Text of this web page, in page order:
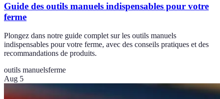
Guide des outils manuels indispensables pour votre
ferme
Plongez dans notre guide complet sur les outils manuels
indispensables pour votre ferme, avec des conseils pratiques et des
recommandations de produits.
outils manuelsferme
Aug 5